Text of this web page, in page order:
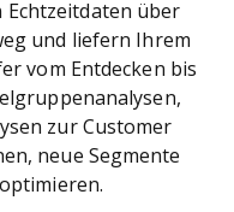
Echtzeitdaten über
und liefern Ihrem
vom Entdecken bis
zur Customer
neue Segmente